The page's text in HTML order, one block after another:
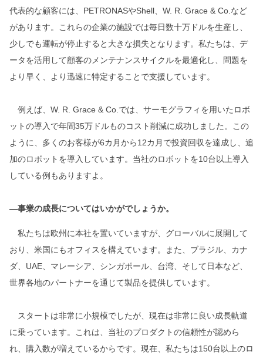
代表的な顧客には、PETRONASやShell、W. R. Grace & Co.など
があります。これらの企業の施設では毎日数十万ドルを生産し、
少しでも運転が停止すると大きな損失となります。私たちは、デ
ータを活用して顧客のメンテナンスサイクルを最適化し、問題を
より早く、より迅速に特定することで支援しています。
例えば、W. R. Grace & Co.では、サーモグラフィを用いたロボ
ットの導入で年間35万ドルものコスト削減に成功しました。この
ように、多くのお客様が6カ月から12カ月で投資回収を達成し、追
加のロボットを導入しています。当社のロボットを10台以上導入
している例もありますよ。
―事業の成長についてはいかがでしょうか。
私たちは欧州に本社を置いていますが、グローバルに展開して
おり、米国にもオフィスを構えています。また、ブラジル、カナ
ダ、UAE、マレーシア、シンガポール、台湾、そして日本など、
世界各地のパートナーを通じて製品を提供しています。
スタートは非常に小規模でしたが、現在は非常に良い成長軌道
に乗っています。これは、当社のプロダクトの信頼性が認めら
れ、購入数が増えているからです。現在、私たちは150台以上のロ